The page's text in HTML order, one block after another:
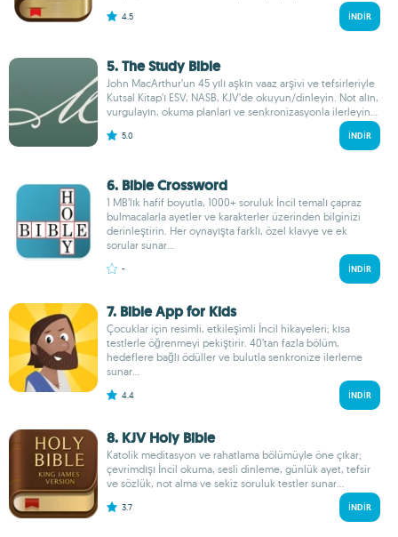
4.5 İNDIR
5. The Study Bible
John MacArthur’un 45 yılı aşkın vaaz arşivi ve tefsirleriyle
Kutsal Kitap’ı ESV, NASB, KJV’de okuyun/dinleyin. Not alın,
vurgulayın, okuma planları ve senkronizasyonla ilerleyin...
5.0 İNDIR
6. Bible Crossword
1 MB’lık hafif boyutla, 1000+ soruluk İncil temalı çapraz
bulmacalarla ayetler ve karakterler üzerinden bilginizi
derinleştirin. Her oynayışta farklı, özel klavye ve ek
sorular sunar...
- İNDIR
7. Bible App for Kids
Çocuklar için resimli, etkileşimli İncil hikayeleri; kısa
testlerle öğrenmeyi pekiştirir. 40’tan fazla bölüm,
hedeflere bağlı ödüller ve bulutla senkronize ilerleme
sunar...
4.4 İNDIR
8. KJV Holy Bible
Katolik meditasyon ve rahatlama bölümüyle öne çıkar;
çevrimdışı İncil okuma, sesli dinleme, günlük ayet, tefsir
ve sözlük, not alma ve sekiz soruluk testler sunar...
3.7 İNDIR